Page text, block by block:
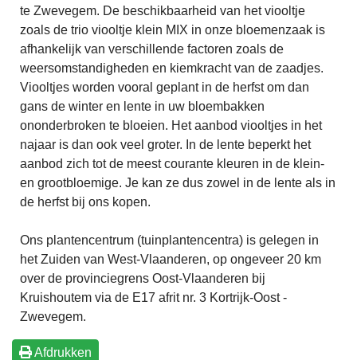
te Zwevegem. De beschikbaarheid van het viooltje
zoals de trio viooltje klein MIX in onze bloemenzaak is
afhankelijk van verschillende factoren zoals de
weersomstandigheden en kiemkracht van de zaadjes.
Viooltjes worden vooral geplant in de herfst om dan
gans de winter en lente in uw bloembakken
ononderbroken te bloeien. Het aanbod viooltjes in het
najaar is dan ook veel groter. In de lente beperkt het
aanbod zich tot de meest courante kleuren in de klein-
en grootbloemige. Je kan ze dus zowel in de lente als in
de herfst bij ons kopen.
Ons plantencentrum (tuinplantencentra) is gelegen in
het Zuiden van West-Vlaanderen, op ongeveer 20 km
over de provinciegrens Oost-Vlaanderen bij
Kruishoutem via de E17 afrit nr. 3 Kortrijk-Oost -
Zwevegem.
Afdrukken